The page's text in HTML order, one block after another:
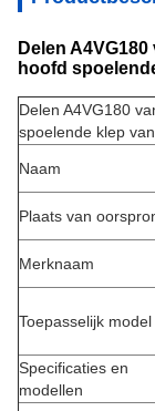
Delen
hoofd
Delen A4VG180
spoelende klep
Naam
Plaats van
Merknaam
Toepasselijk model
Specificaties en
modellen